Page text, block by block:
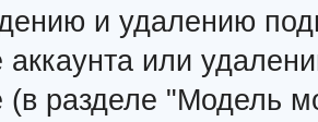
и удалению
аккаунта или
разделе "Модель